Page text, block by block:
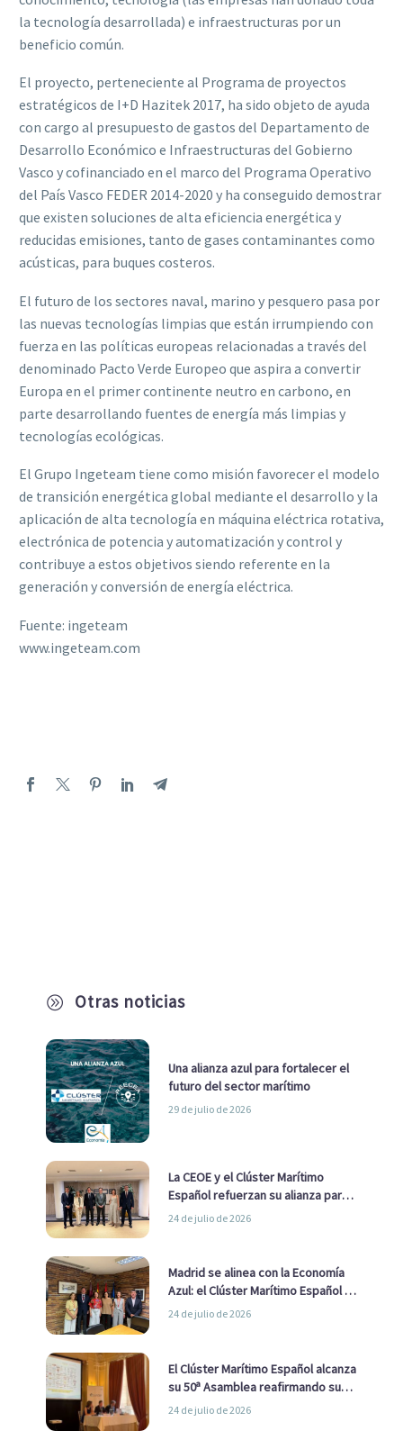
A Otras noticias
Una alianza azul para fortalecer el
futuro del sector marítimo
29 de julio de 2026
La CEOE y el Clúster Marítimo
Español refuerzan su alianza para
impulsar una estrategia Nacional
24 de julio de 2026
Madrid se alinea con la Economía
Azul: el Clúster Marítimo Español y
la Real Liga Naval avanzan alianzas
24 de julio de 2026
El Clúster Marítimo Español alcanza
su 50ª Asamblea reafirmando su
liderazgo en la Economía Azul
24 de julio de 2026
la tecnología desarrollada) e infraestructuras por un
beneficio común.
El proyecto, perteneciente al Programa de proyectos
estratégicos de I+D Hazitek 2017, ha sido objeto de ayuda
con cargo al presupuesto de gastos del Departamento de
Desarrollo Económico e Infraestructuras del Gobierno
Vasco y cofinanciado en el marco del Programa Operativo
del País Vasco FEDER 2014-2020 y ha conseguido demostrar
que existen soluciones de alta eficiencia energética y
reducidas emisiones, tanto de gases contaminantes como
acústicas, para buques costeros.
El futuro de los sectores naval, marino y pesquero pasa por
las nuevas tecnologías limpias que están irrumpiendo con
fuerza en las políticas europeas relacionadas a través del
denominado Pacto Verde Europeo que aspira a convertir
Europa en el primer continente neutro en carbono, en
parte desarrollando fuentes de energía más limpias y
tecnologías ecológicas.
El Grupo Ingeteam tiene como misión favorecer el modelo
de transición energética global mediante el desarrollo y la
aplicación de alta tecnología en máquina eléctrica rotativa,
electrónica de potencia y automatización y control y
contribuye a estos objetivos siendo referente en la
generación y conversión de energía eléctrica.
Fuente: ingeteam
www.ingeteam.com